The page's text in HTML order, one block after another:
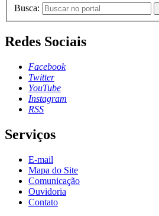
Busca:
Redes Sociais
Facebook
Twitter
YouTube
Instagram
RSS
Serviços
E-mail
Mapa do Site
Comunicação
Ouvidoria
Contato